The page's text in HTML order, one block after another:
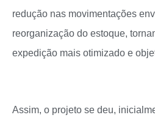
redução nas movimentações
reorganização do estoque,
expedição mais otimizado e
Assim, o projeto se deu,